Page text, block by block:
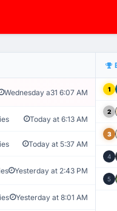
GIÁM SÁT TỰ
Wednesday a31 6:07 AM
Today at 6:13 AM
Today at 5:37 AM
Yesterday at 2:43 PM
Yesterday at 8:01 AM
1
2
3
4
5